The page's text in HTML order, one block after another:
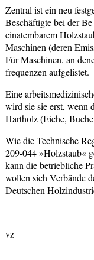
Zentral ist ein neu
Beschäftigte bei der
einatembarem
Maschinen (deren
Für Maschinen, an
frequenzen aufgelistet.
Eine
wird sie sie erst, wenn
Hartholz (Eiche,
Wie die Technische
209-044 »Holzstaub«
kann die betriebliche
wollen sich Verbände
Deutschen
vz